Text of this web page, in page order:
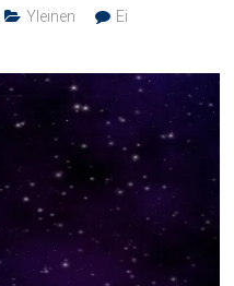
Yleinen
Ei